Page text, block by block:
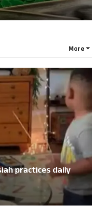
More
practices daily